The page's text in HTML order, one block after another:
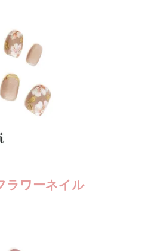
ラワーネイル